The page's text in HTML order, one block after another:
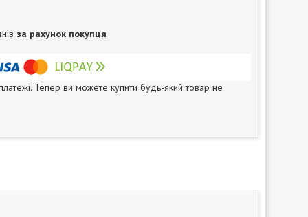
за рахунок покупця
Тепер ви можете купити будь-який товар не